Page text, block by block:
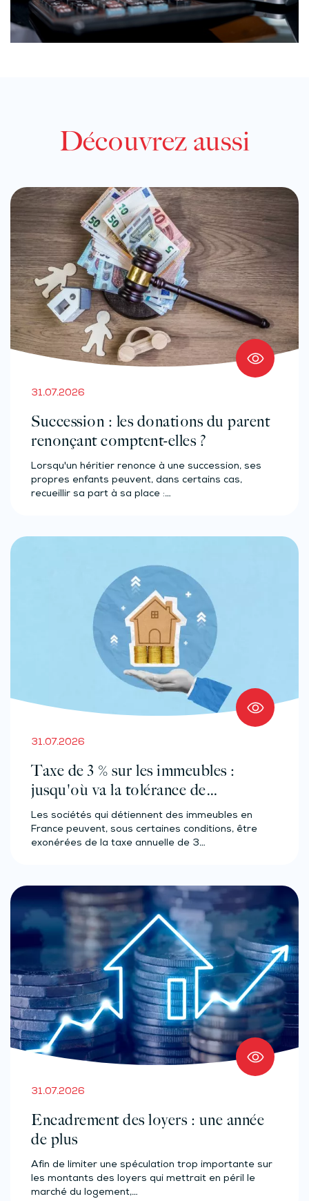
Découvrez aussi
31.07.2026
Succession : les donations du parent
renonçant comptent-elles ?
Lorsqu'un héritier renonce à une succession, ses
propres enfants peuvent, dans certains cas,
recueillir sa part à sa place :…
31.07.2026
Taxe de 3 % sur les immeubles :
jusqu'où va la tolérance de
l'administration ?
Les sociétés qui détiennent des immeubles en
France peuvent, sous certaines conditions, être
exonérées de la taxe annuelle de 3…
31.07.2026
Encadrement des loyers : une année
de plus
Afin de limiter une spéculation trop importante sur
les montants des loyers qui mettrait en péril le
marché du logement,…